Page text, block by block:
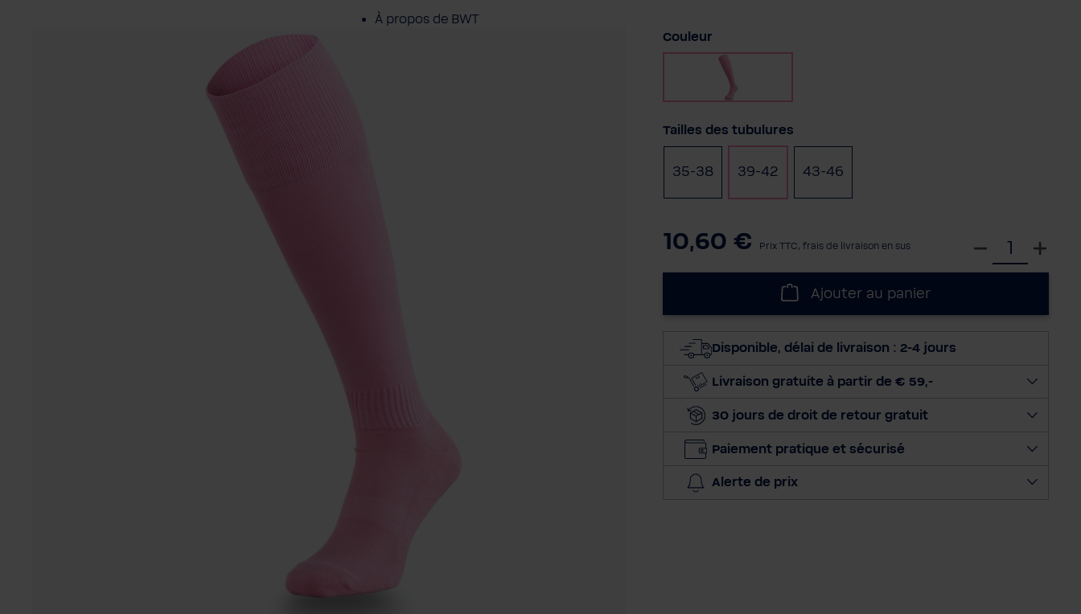
À propos de BWT
Sélectionnez
Couleur
Sélectionnez
Tailles des tubulures
35-38 39-42 43-46
10,60 € Prix TTC, frais de livraison en sus
c
o
n
r
Ajouter au panier
Disponible, délai de livraison : 2-4 jours
Livraison gratuite à partir de € 59,-
30 jours de droit de retour gratuit
Paiement pratique et sécurisé
Alerte de prix